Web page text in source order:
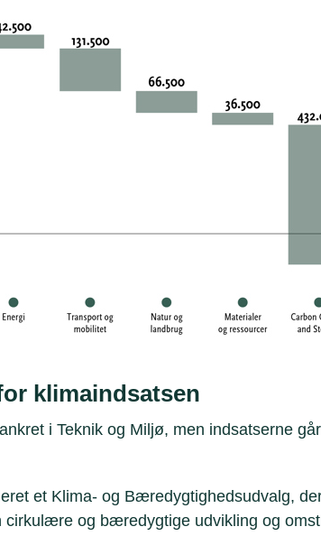
klimaindsatsen
i Teknik og Miljø, men indsatserne
et Klima- og Bæredygtighedsudvalg,
cirkulære og bæredygtige udvikling og